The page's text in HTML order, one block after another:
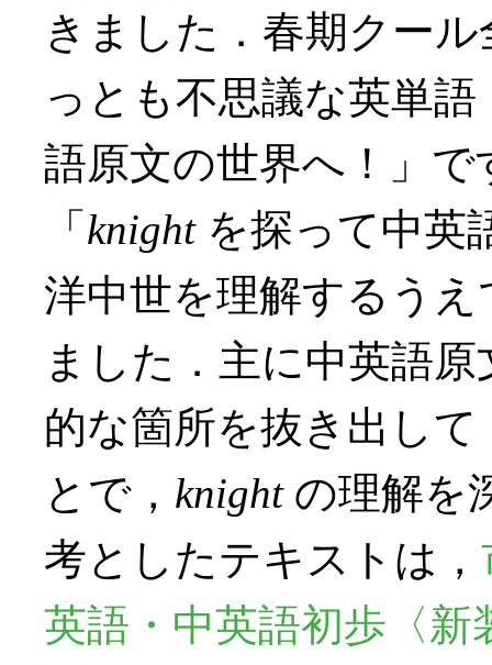
きました．春期クー
っとも不思議な英単
語原文の世界へ！」
「 knightを探って中英
洋中世を理解するう
ました．主に中英語
的な箇所を抜き出し
とで， knightの理解を
考としたテキストは，
英語・中英語初歩〈新